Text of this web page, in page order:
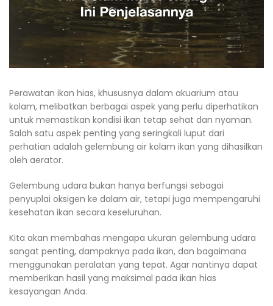
Perawatan ikan hias, khususnya dalam akuarium atau
kolam, melibatkan berbagai aspek yang perlu diperhatikan
untuk memastikan kondisi ikan tetap sehat dan nyaman.
Salah satu aspek penting yang seringkali luput dari
perhatian adalah gelembung air kolam ikan yang dihasilkan
oleh aerator.
Gelembung udara bukan hanya berfungsi sebagai
penyuplai oksigen ke dalam air, tetapi juga mempengaruhi
kesehatan ikan secara keseluruhan.
Kita akan membahas mengapa ukuran gelembung udara
sangat penting, dampaknya pada ikan, dan bagaimana
menggunakan peralatan yang tepat. Agar nantinya dapat
memberikan hasil yang maksimal pada ikan hias
kesayangan Anda.